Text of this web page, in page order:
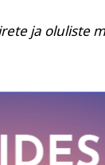
ja oluliste